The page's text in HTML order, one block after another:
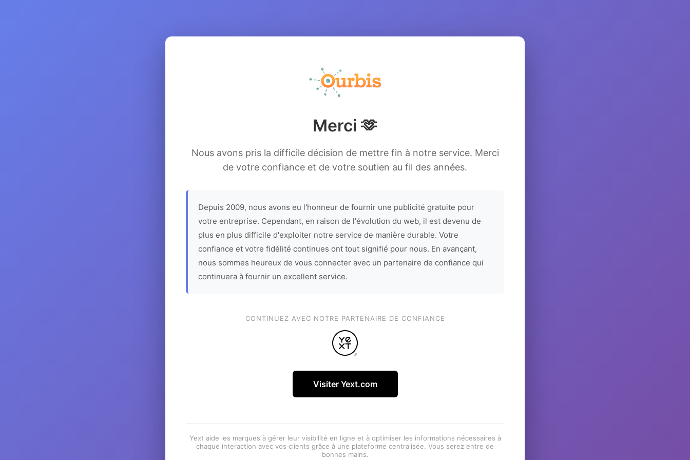
Merci 🫶
Nous avons pris la difficile décision de mettre fin à notre service. Merci
de votre confiance et de votre soutien au fil des années.
Depuis 2009, nous avons eu l'honneur de fournir une publicité gratuite pour
votre entreprise. Cependant, en raison de l'évolution du web, il est devenu de
plus en plus difficile d'exploiter notre service de manière durable. Votre
confiance et votre fidélité continues ont tout signifié pour nous. En avançant,
nous sommes heureux de vous connecter avec un partenaire de confiance qui
continuera à fournir un excellent service.
CONTINUEZ AVEC NOTRE PARTENAIRE DE CONFIANCE
Visiter Yext.com
Yext aide les marques à gérer leur visibilité en ligne et à optimiser les informations nécessaires à
chaque interaction avec vos clients grâce à une plateforme centralisée. Vous serez entre de
bonnes mains.